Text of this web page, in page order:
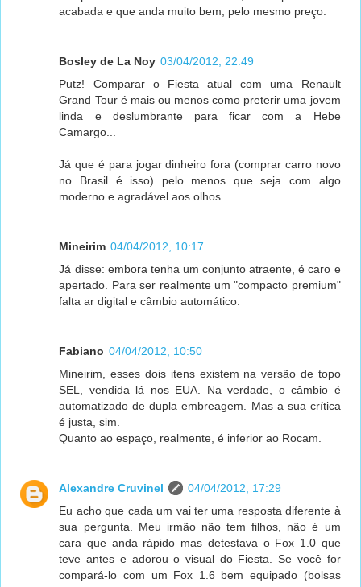
acabada e que anda muito bem, pelo mesmo preço.
Bosley de La Noy 03/04/2012, 22:49
Putz! Comparar o Fiesta atual com uma Renault
Grand Tour é mais ou menos como preterir uma jovem
linda e deslumbrante para ficar com a Hebe
Camargo...
Já que é para jogar dinheiro fora (comprar carro novo
no Brasil é isso) pelo menos que seja com algo
moderno e agradável aos olhos.
Mineirim 04/04/2012, 10:17
Já disse: embora tenha um conjunto atraente, é caro e
apertado. Para ser realmente um "compacto premium"
falta ar digital e câmbio automático.
Fabiano 04/04/2012, 10:50
Mineirim, esses dois itens existem na versão de topo
SEL, vendida lá nos EUA. Na verdade, o câmbio é
automatizado de dupla embreagem. Mas a sua crítica
é justa, sim.
Quanto ao espaço, realmente, é inferior ao Rocam.
Alexandre Cruvinel
04/04/2012, 17:29
Eu acho que cada um vai ter uma resposta diferente à
sua pergunta. Meu irmão não tem filhos, não é um
cara que anda rápido mas detestava o Fox 1.0 que
teve antes e adorou o visual do Fiesta. Se você for
compará-lo com um Fox 1.6 bem equipado (bolsas